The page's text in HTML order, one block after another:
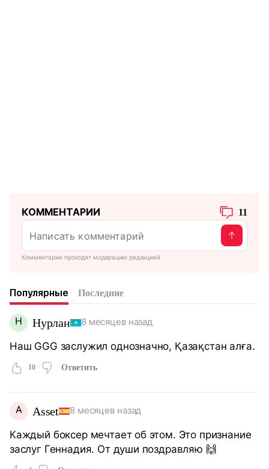
КОММЕНТАРИИ 11
Комментарии проходят модерацию редакцией
Популярные Последние
Н Нурлан 8 месяцев назад
Наш GGG заслужил однозначно, Қазақстан алға.
10 Ответить
A Asset 8 месяцев назад
Каждый боксер мечтает об этом. Это признание
заслуг Геннадия. От души поздравляю 🙌